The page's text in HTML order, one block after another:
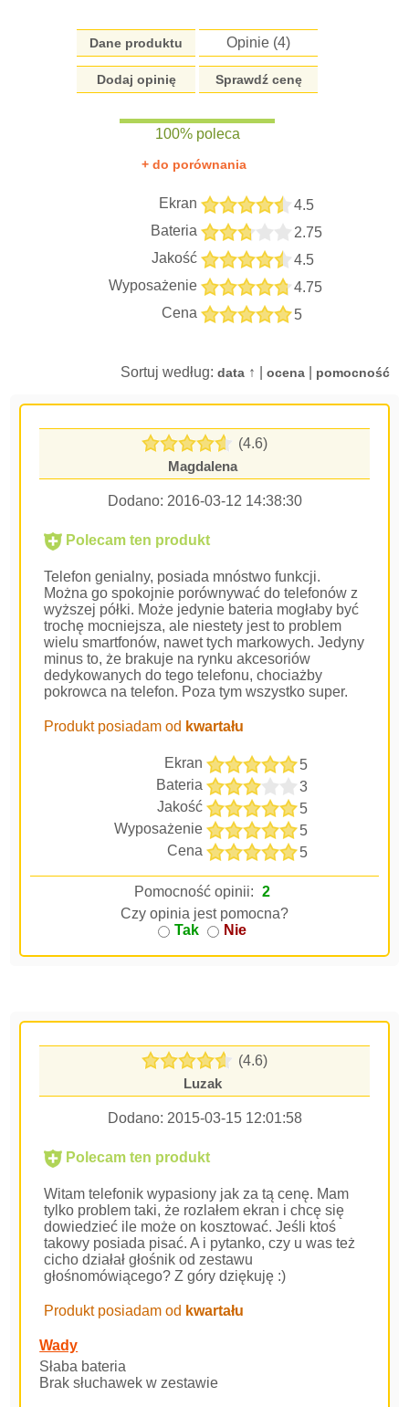
Dane produktu Opinie (4)
Dodaj opinię Sprawdź cenę
100% poleca
+ do porównania
Ekran
4.5
Bateria
2.75
Jakość
4.5
Wyposażenie
4.75
Cena
5
Sortuj według: data↑ | ocena| pomocność
(4.6)
Magdalena
Dodano: 2016-03-12 14:38:30
Polecam ten produkt
Telefon genialny, posiada mnóstwo funkcji.
Można go spokojnie porównywać do telefonów z
wyższej półki. Może jedynie bateria mogłaby być
trochę mocniejsza, ale niestety jest to problem
wielu smartfonów, nawet tych markowych. Jedyny
minus to, że brakuje na rynku akcesoriów
dedykowanych do tego telefonu, chociażby
pokrowca na telefon. Poza tym wszystko super.
Produkt posiadam od kwartału
Ekran
5
Bateria
3
Jakość
5
Wyposażenie
5
Cena
5
Pomocność opinii: 2
Czy opinia jest pomocna?
Tak
Nie
(4.6)
Luzak
Dodano: 2015-03-15 12:01:58
Polecam ten produkt
Witam telefonik wypasiony jak za tą cenę. Mam
tylko problem taki, że rozlałem ekran i chcę się
dowiedzieć ile może on kosztować. Jeśli ktoś
takowy posiada pisać. A i pytanko, czy u was też
cicho działał głośnik od zestawu
głośnomówiącego? Z góry dziękuję :)
Produkt posiadam od kwartału
Wady
Słaba bateria
Brak słuchawek w zestawie